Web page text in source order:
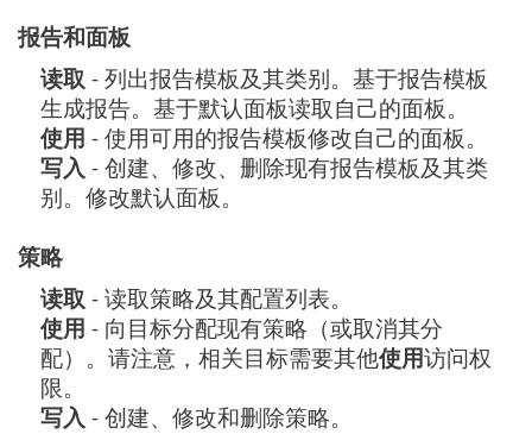
报告和面板
读取 - 列出报告模板及其类别。基于报告模板
生成报告。基于默认面板读取自己的面板。
使用 - 使用可用的报告模板修改自己的面板。
写入 - 创建、修改、删除现有报告模板及其类
别。修改默认面板。
策略
读取 - 读取策略及其配置列表。
使用 - 向目标分配现有策略（或取消其分
配）。请注意，相关目标需要其他使用访问权
限。
写入 - 创建、修改和删除策略。